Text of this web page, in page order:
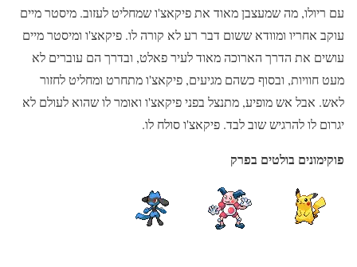
עם ריולו, מה שמעצבן מאוד את פיקאצ'ו שמחליט לעזוב. מיסטר מיים
עוקב אחריו ומוודא ששום דבר רע לא קורה לו. פיקאצ'ו ומיסטר מיים
עושים את הדרך הארוכה מאוד לעיר פאלט, ובדרך הם עוברים לא
מעט חוויות, ובסוף כשהם מגיעים, פיקאצ'ו מתחרט ומחליט לחזור
לאש. אבל אש מופיע, מתנצל בפני פיקאצ'ו ואומר לו שהוא לעולם לא
יגרום לו להרגיש שוב לבד. פיקאצ'ו סולח לו.
פוקימונים בולטים בפרק